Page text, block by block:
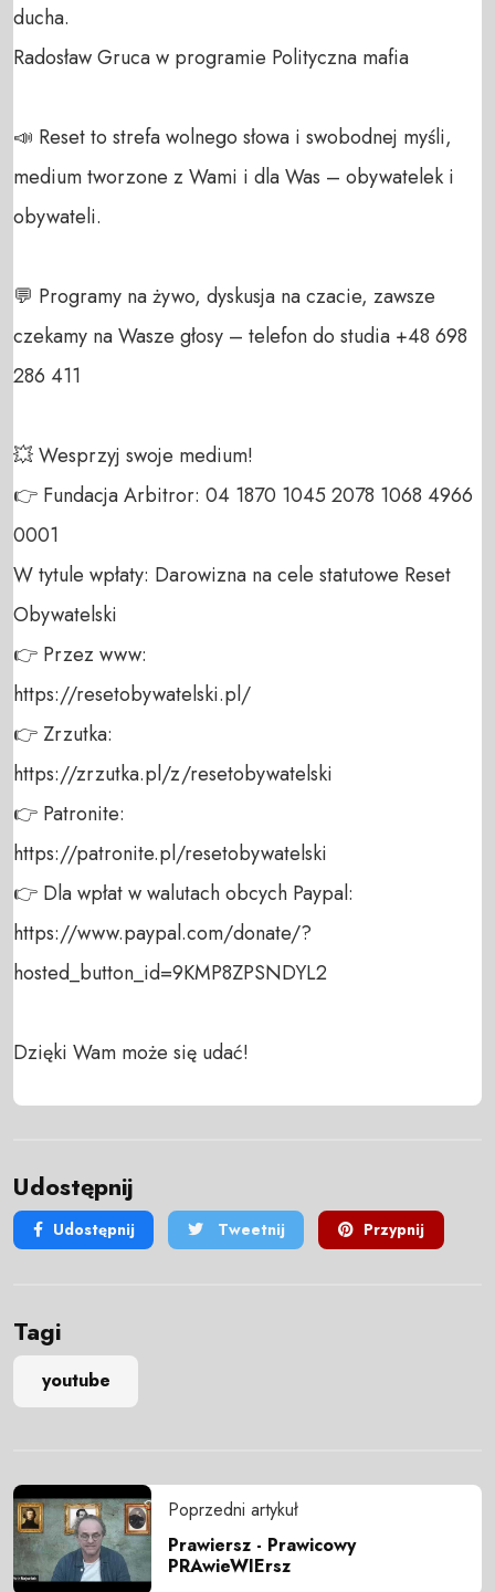
ducha.
Radosław Gruca w programie Polityczna mafia
📣 Reset to strefa wolnego słowa i swobodnej myśli,
medium tworzone z Wami i dla Was – obywatelek i
obywateli.
💬 Programy na żywo, dyskusja na czacie, zawsze
czekamy na Wasze głosy – telefon do studia +48 698
286 411
💥 Wesprzyj swoje medium!
👉 Fundacja Arbitror: 04 1870 1045 2078 1068 4966
0001
W tytule wpłaty: Darowizna na cele statutowe Reset
Obywatelski
👉 Przez www:
https://resetobywatelski.pl/
👉 Zrzutka:
https://zrzutka.pl/z/resetobywatelski
👉 Patronite:
https://patronite.pl/resetobywatelski
👉 Dla wpłat w walutach obcych Paypal:
https://www.paypal.com/donate/?
hosted_button_id=9KMP8ZPSNDYL2
Dzięki Wam może się udać!
Udostępnij
Udostępnij Tweetnij Przypnij
Tagi
youtube
Poprzedni artykuł
Prawiersz - Prawicowy
PRAwieWIErsz